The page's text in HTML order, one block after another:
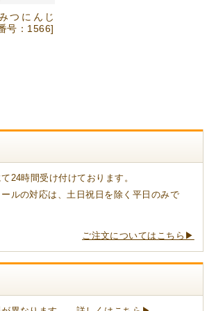
つにんじ
号：1566]
24時間受け付けております。
ルの対応は、土日祝日を除く平日のみで
ご注文についてはこちら▶